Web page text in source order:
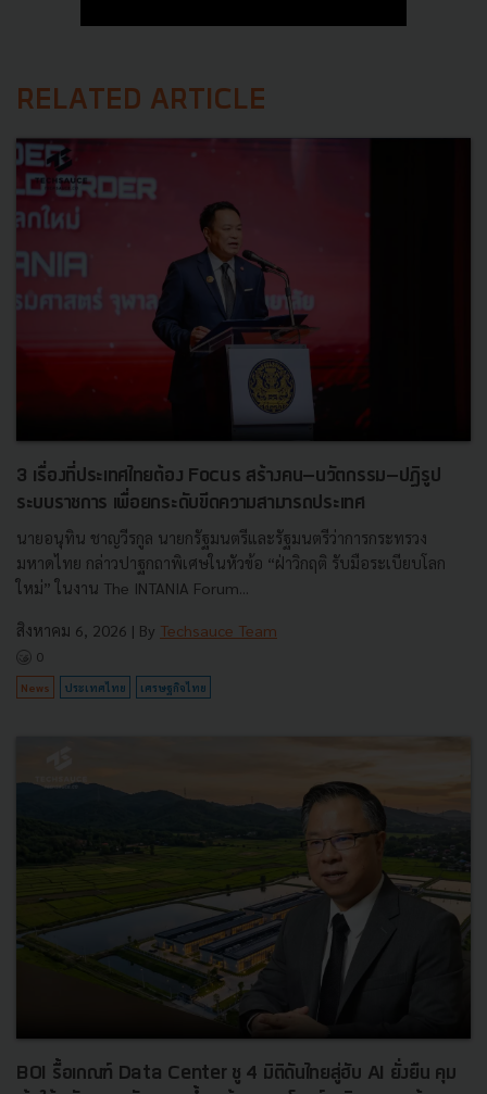
RELATED ARTICLE
3 เรื่องที่ประเทศไทยต้อง Focus สร้างคน–นวัตกรรม–ปฏิรูป
ระบบราชการ เพื่อยกระดับขีดความสามารถประเทศ
นายอนุทิน ชาญวีรกูล นายกรัฐมนตรีและรัฐมนตรีว่าการกระทรวง
มหาดไทย กล่าวปาฐกถาพิเศษในหัวข้อ “ฝ่าวิกฤติ รับมือระเบียบโลก
ใหม่” ในงาน The INTANIA Forum...
สิงหาคม 6, 2026 | By Techsauce Team
0
News ประเทศไทย เศรษฐกิจไทย
BOI รื้อเกณฑ์ Data Center ชู 4 มิติดันไทยสู่ฮับ AI ยั่งยืน คุม